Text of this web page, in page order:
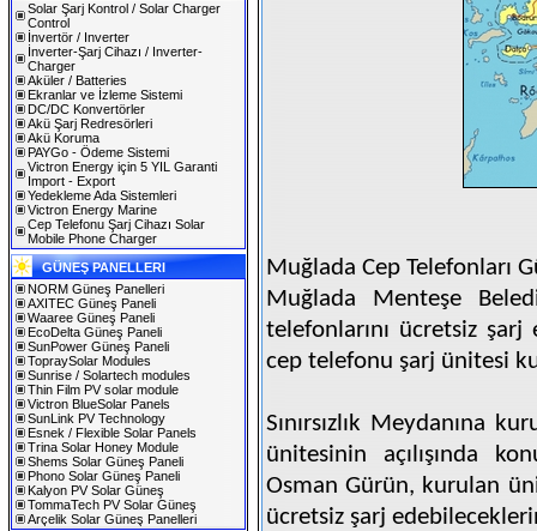
Solar Şarj Kontrol / Solar Charger
Control
İnvertör / Inverter
İnverter-Şarj Cihazı / Inverter-
Charger
Aküler / Batteries
Ekranlar ve İzleme Sistemi
DC/DC Konvertörler
Akü Şarj Redresörleri
Akü Koruma
PAYGo - Ödeme Sistemi
Victron Energy için 5 YIL Garanti
Import - Export
Yedekleme Ada Sistemleri
Victron Energy Marine
Cep Telefonu Şarj Cihazı Solar
Mobile Phone Charger
GÜNEŞ PANELLERI
NORM Güneş Panelleri
AXITEC Güneş Paneli
Waaree Güneş Paneli
EcoDelta Güneş Paneli
SunPower Güneş Paneli
TopraySolar Modules
Sunrise / Solartech modules
Thin Film PV solar module
Victron BlueSolar Panels
SunLink PV Technology
Esnek / Flexible Solar Panels
Trina Solar Honey Module
Shems Solar Güneş Paneli
Phono Solar Güneş Paneli
Kalyon PV Solar Güneş
TommaTech PV Solar Güneş
Arçelik Solar Güneş Panelleri
Muğlada Cep Telefonları
Muğlada Menteşe
telefonlarını ücretsiz
cep telefonu şarj ünitesi
Sınırsızlık Meydanına
ünitesinin açılışında
Osman Gürün, kurulan
ücretsiz şarj